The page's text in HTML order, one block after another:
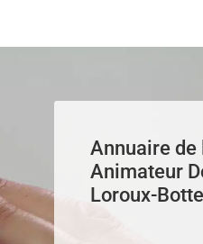
Annuaire
Animateur
Loroux-